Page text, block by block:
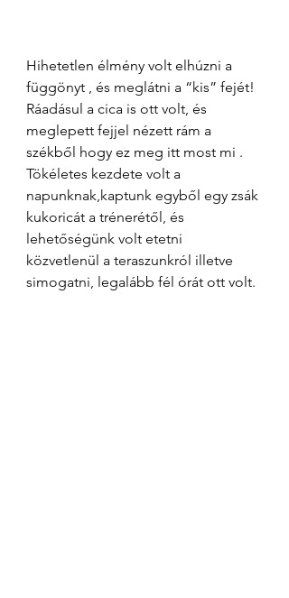
Hihetetlen élmény volt elhúzni a
függönyt , és meglátni a “kis” fejét!
Ráadásul a cica is ott volt, és
meglepett fejjel nézett rám a
székből hogy ez meg itt most mi .
Tökéletes kezdete volt a
napunknak,kaptunk egyből egy zsák
kukoricát a trénerétől, és
lehetőségünk volt etetni
közvetlenül a teraszunkról illetve
simogatni, legalább fél órát ott volt.